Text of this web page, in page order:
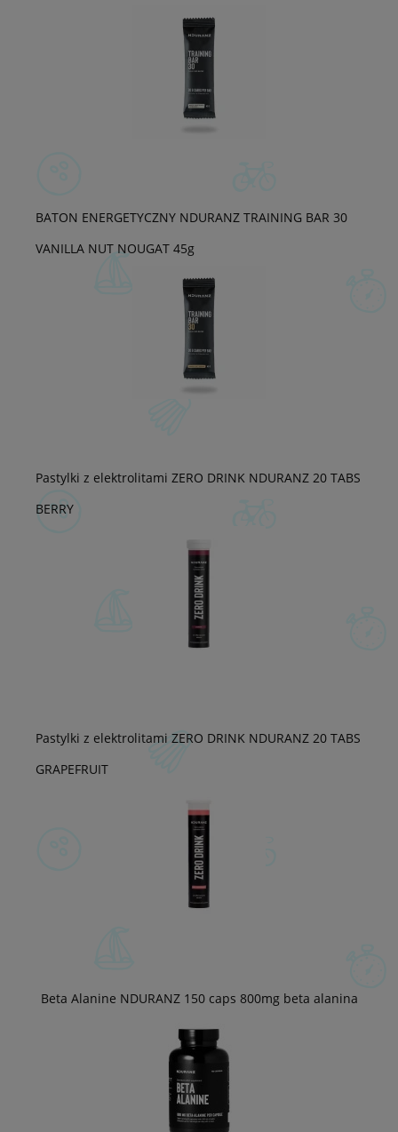
BATON ENERGETYCZNY NDURANZ TRAINING BAR 30
VANILLA NUT NOUGAT 45g
Pastylki z elektrolitami ZERO DRINK NDURANZ 20 TABS
BERRY
Pastylki z elektrolitami ZERO DRINK NDURANZ 20 TABS
GRAPEFRUIT
Beta Alanine NDURANZ 150 caps 800mg beta alanina